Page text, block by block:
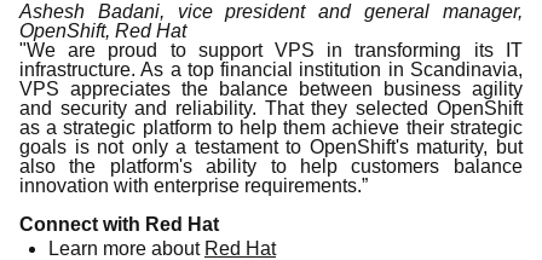
Ashesh Badani, vice president and general manager,
OpenShift, Red Hat
"We are proud to support VPS in transforming its IT
infrastructure. As a top financial institution in Scandinavia,
VPS appreciates the balance between business agility
and security and reliability. That they selected OpenShift
as a strategic platform to help them achieve their strategic
goals is not only a testament to OpenShift's maturity, but
also the platform's ability to help customers balance
innovation with enterprise requirements.”
Connect with Red Hat
Learn more about Red Hat